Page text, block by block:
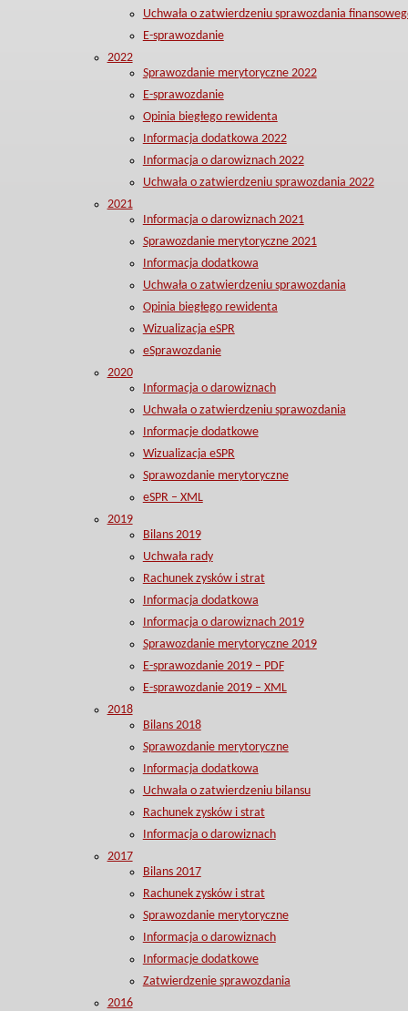
Uchwała o zatwierdzeniu sprawozdania
E-sprawozdanie
2022
Sprawozdanie merytoryczne 2022
E-sprawozdanie
Opinia biegłego rewidenta
Informacja dodatkowa 2022
Informacja o darowiznach 2022
Uchwała o zatwierdzeniu sprawozdania 2022
2021
Informacja o darowiznach 2021
Sprawozdanie merytoryczne 2021
Informacja dodatkowa
Uchwała o zatwierdzeniu sprawozdania
Opinia biegłego rewidenta
Wizualizacja eSPR
eSprawozdanie
2020
Informacja o darowiznach
Uchwała o zatwierdzeniu sprawozdania
Informacje dodatkowe
Wizualizacja eSPR
Sprawozdanie merytoryczne
eSPR – XML
2019
Bilans 2019
Uchwała rady
Rachunek zysków i strat
Informacja dodatkowa
Informacja o darowiznach 2019
Sprawozdanie merytoryczne 2019
E-sprawozdanie 2019 – PDF
E-sprawozdanie 2019 – XML
2018
Bilans 2018
Sprawozdanie merytoryczne
Informacja dodatkowa
Uchwała o zatwierdzeniu bilansu
Rachunek zysków i strat
Informacja o darowiznach
2017
Bilans 2017
Rachunek zysków i strat
Sprawozdanie merytoryczne
Informacja o darowiznach
Informacje dodatkowe
Zatwierdzenie sprawozdania
2016